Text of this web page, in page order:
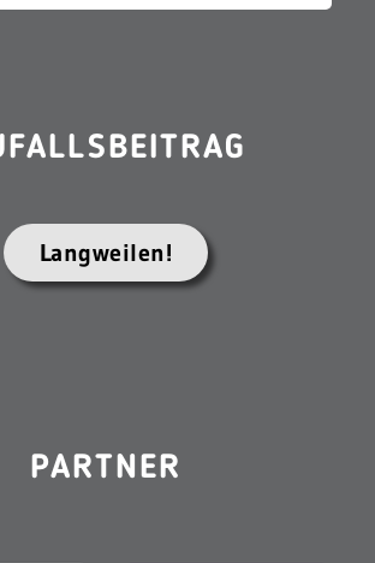
Langweilen!
PARTNER